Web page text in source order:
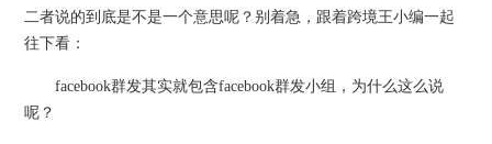
二者说的到底是不是一个意思呢？别着急，跟着跨境王小编一起
往下看：
facebook群发其实就包含facebook群发小组，为什么这么说
呢？